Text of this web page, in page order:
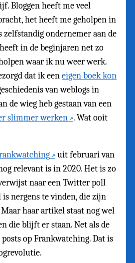
Bloggen heeft me veel
het heeft me geholpen in
zelfstandig ondernemer aan de
in de beginjaren net zo
waar ik nu weer werk.
dat ik eeneigen boek kon
van weblogs in
de wieg heb gestaan van een
slimmer werken . Wat ooit
uit februari van
relevant is in 2020. Het is zo
naar een Twitter poll
is nergens te vinden, die zijn
haar artikel staat nog wel
die blijft er staan. Net als de
op Frankwatching. Dat is